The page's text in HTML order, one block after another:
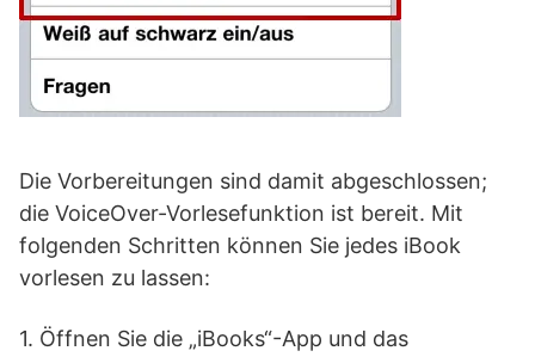
Die Vorbereitungen sind damit abgeschlossen;
die VoiceOver-Vorlesefunktion ist bereit. Mit
folgenden Schritten können Sie jedes iBook
vorlesen zu lassen:
1. Öffnen Sie die „iBooks“-App und das